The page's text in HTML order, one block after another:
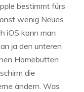
bestimmt fürs
wenig Neues
iOS kann man
ja den unteren
Homebutten
die
ändern. Was